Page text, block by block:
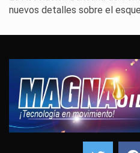
nuevos detalles sobre el